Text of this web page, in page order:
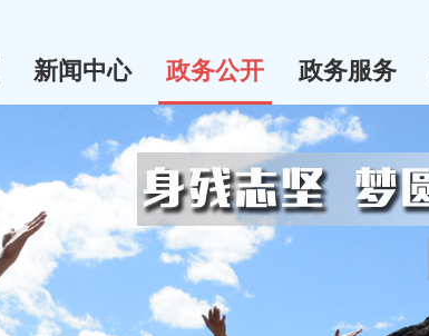
新闻中心 政务公开 政务服务